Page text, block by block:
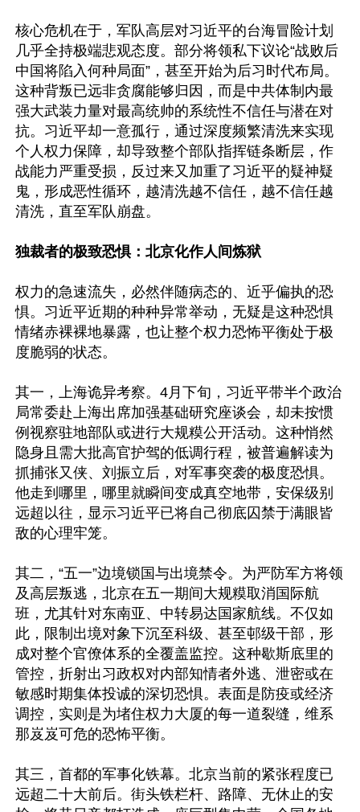
核心危机在于，军队高层对习近平的台海冒险计划
几乎全持极端悲观态度。部分将领私下议论“战败后
中国将陷入何种局面”，甚至开始为后习时代布局。
这种背叛已远非贪腐能够归因，而是中共体制内最
强大武装力量对最高统帅的系统性不信任与潜在对
抗。习近平却一意孤行，通过深度频繁清洗来实现
个人权力保障，却导致整个部队指挥链条断层，作
战能力严重受损，反过来又加重了习近平的疑神疑
鬼，形成恶性循环，越清洗越不信任，越不信任越
清洗，直至军队崩盘。
独裁者的极致恐惧：北京化作人间炼狱
权力的急速流失，必然伴随病态的、近乎偏执的恐
惧。习近平近期的种种异常举动，无疑是这种恐惧
情绪赤裸裸地暴露，也让整个权力恐怖平衡处于极
度脆弱的状态。
其一，上海诡异考察。4月下旬，习近平带半个政治
局常委赴上海出席加强基础研究座谈会，却未按惯
例视察驻地部队或进行大规糢公开活动。这种悄然
隐身且需大批高官护驾的低调行程，被普遍解读为
抓捕张又侠、刘振立后，对军事突袭的极度恐惧。
他走到哪里，哪里就瞬间变成真空地带，安保级别
远超以往，显示习近平已将自己彻底囚禁于满眼皆
敌的心理牢笼。
其二，“五一”边境锁国与出境禁令。为严防军方将领
及高层叛逃，北京在五一期间大规糢取消国际航
班，尤其针对东南亚、中转易达国家航线。不仅如
此，限制出境对象下沉至科级、甚至邨级干部，形
成对整个官僚体系的全覆盖监控。这种歇斯底里的
管控，折射出习政权对内部知情者外逃、泄密或在
敏感时期集体投诚的深切恐惧。表面是防疫或经济
调控，实则是为堵住权力大厦的每一道裂缝，维系
那岌岌可危的恐怖平衡。
其三，首都的军事化铁幕。北京当前的紧张程度已
远超二十大前后。街头铁栏杆、路障、无休止的安